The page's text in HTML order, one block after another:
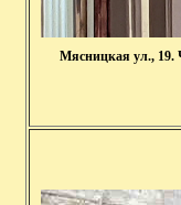
Мясницкая ул., 19.